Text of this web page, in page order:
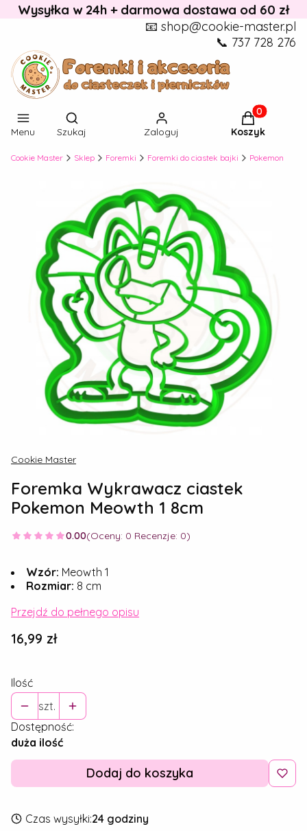
Wysyłka w 24h + darmowa dostawa od 60 zł
📧 shop@cookie-master.pl
📞 737 728 276
Menu
Otwórz wyszukiwarkę
Szukaj Zaloguj
Produkty w
Koszyk
Cookie Master Sklep Foremki Foremki do ciastek bajki Pokemon
Cookie Master
Foremka Wykrawacz ciastek
Pokemon Meowth 1 8cm
0.00(Oceny: 0 Recenzje: 0)
Wzór: Meowth 1
Rozmiar: 8 cm
Przejdź do pełnego opisu
Cena
16,99 zł
Ilość
szt.
Dostępność:
duża ilość
Dodaj do koszyka
Czas wysyłki:24 godziny